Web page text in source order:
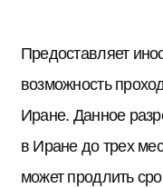
Предоставляет
возможность
Иране. Данное
в Иране до трех
может продлить